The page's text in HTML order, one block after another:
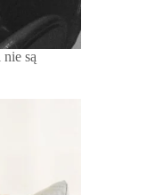
nie są